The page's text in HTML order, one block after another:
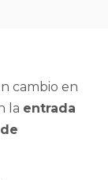
cambio en
la entrada